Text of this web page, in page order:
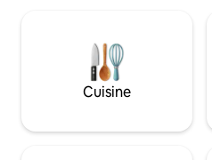
Cuisine